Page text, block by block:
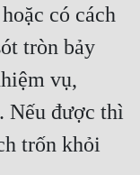
có cách
tròn bảy
vụ,
Nếu được thì
trốn khỏi